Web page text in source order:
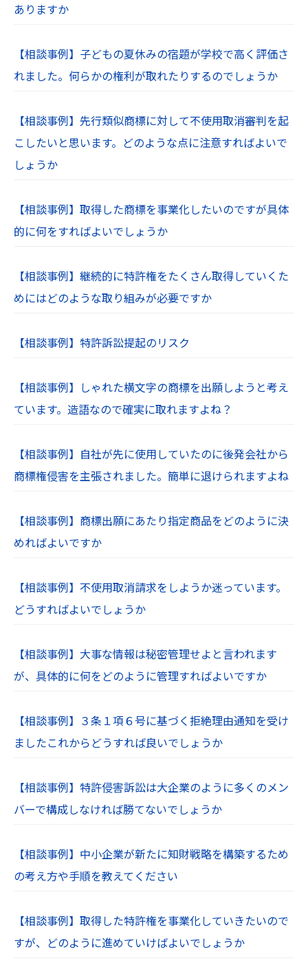
ありますか
【相談事例】子どもの夏休みの宿題が学校で高く評価さ
れました。何らかの権利が取れたりするのでしょうか
【相談事例】先行類似商標に対して不使用取消審判を起
こしたいと思います。どのような点に注意すればよいで
しょうか
【相談事例】取得した商標を事業化したいのですが具体
的に何をすればよいでしょうか
【相談事例】継続的に特許権をたくさん取得していくた
めにはどのような取り組みが必要ですか
【相談事例】特許訴訟提起のリスク
【相談事例】しゃれた横文字の商標を出願しようと考え
ています。造語なので確実に取れますよね？
【相談事例】自社が先に使用していたのに後発会社から
商標権侵害を主張されました。簡単に退けられますよね
【相談事例】商標出願にあたり指定商品をどのように決
めればよいですか
【相談事例】不使用取消請求をしようか迷っています。
どうすればよいでしょうか
【相談事例】大事な情報は秘密管理せよと言われます
が、具体的に何をどのように管理すればよいですか
【相談事例】３条１項６号に基づく拒絶理由通知を受け
ましたこれからどうすれば良いでしょうか
【相談事例】特許侵害訴訟は大企業のように多くのメン
バーで構成しなければ勝てないでしょうか
【相談事例】中小企業が新たに知財戦略を構築するため
の考え方や手順を教えてください
【相談事例】取得した特許権を事業化していきたいので
すが、どのように進めていけばよいでしょうか